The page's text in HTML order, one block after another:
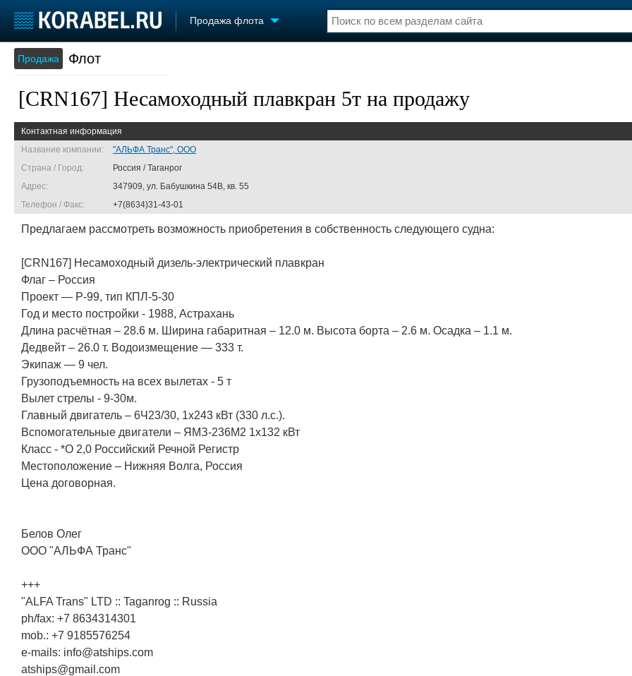
Продажа флота
Судостроение
Новости
Репутация
Работа
Крюинг
Журнал
Реклама
Продажа флота
Материалы
Услуги
Личности
Форум
Продажа Флот
[CRN167] Несамоходный плавкран 5т на продажу
Контактная информация
Название компании:
"АЛЬФА Транс", ООО
Страна / Город:
Россия / Таганрог
Адрес:
347909, ул. Бабушкина 54В, кв. 55
Телефон / Факс:
+7(8634)31-43-01
Предлагаем рассмотреть возможность приобретения в собственность следующего судна:
[CRN167] Несамоходный дизель-электрический плавкран
Флаг – Россия
Проект — Р-99, тип КПЛ-5-30
Год и место постройки - 1988, Астрахань
Длина расчётная – 28.6 м. Ширина габаритная – 12.0 м. Высота борта – 2.6 м. Осадка – 1.1 м.
Дедвейт – 26.0 т. Водоизмещение — 333 т.
Экипаж — 9 чел.
Грузоподъемность на всех вылетах - 5 т
Вылет стрелы - 9-30м.
Главный двигатель – 6Ч23/30, 1х243 кВт (330 л.с.).
Вспомогательные двигатели – ЯМЗ-236М2 1x132 кВт
Класс - *О 2,0 Российский Речной Регистр
Местоположение – Нижняя Волга, Россия
Цена договорная.
Белов Олег
ООО "АЛЬФА Транс"
+++
"ALFA Trans" LTD :: Taganrog :: Russia
ph/fax: +7 8634314301
mob.: +7 9185576254
e-mails: info@atships.com
atships@gmail.com